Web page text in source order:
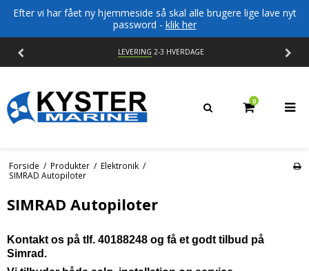
Efter vi har fået ny hjemmeside så skal alle brugere lige lave nyt
password - klik her
LEVERING 2-3 HVERDAGE
0
Forside / Produkter / Elektronik /
SIMRAD Autopiloter
SIMRAD Autopiloter
Kontakt os på tlf. 40188248 og få et godt tilbud på
Simrad.